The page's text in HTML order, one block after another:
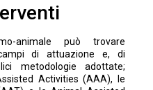
animale può trovare
di attuazione e, di
metodologie adottate;
Activities (AAA), le